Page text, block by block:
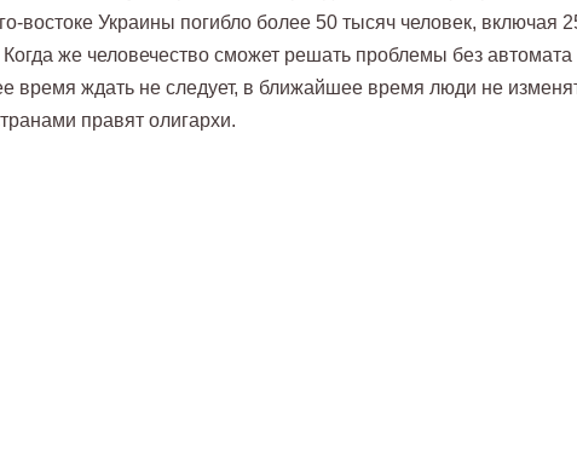
Украины погибло более 50 тысяч человек, включая
же человечество сможет решать проблемы без автомата
время ждать не следует, в ближайшее время люди не
правят олигархи.